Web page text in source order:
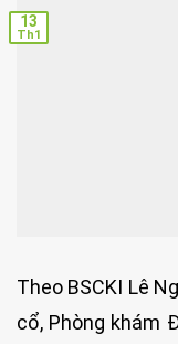
13
Th1
Theo BSCKI Lê
cổ, Phòng khám